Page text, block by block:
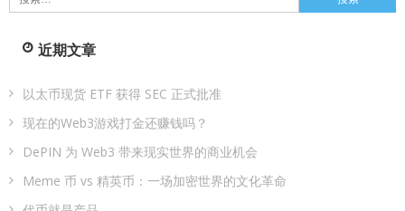
索：
近期文章
以太币现货 ETF 获得 SEC 正式批准
现在的Web3游戏打金还赚钱吗？
DePIN 为 Web3 带来现实世界的商业机会
Meme 币 vs 精英币：一场加密世界的文化革命